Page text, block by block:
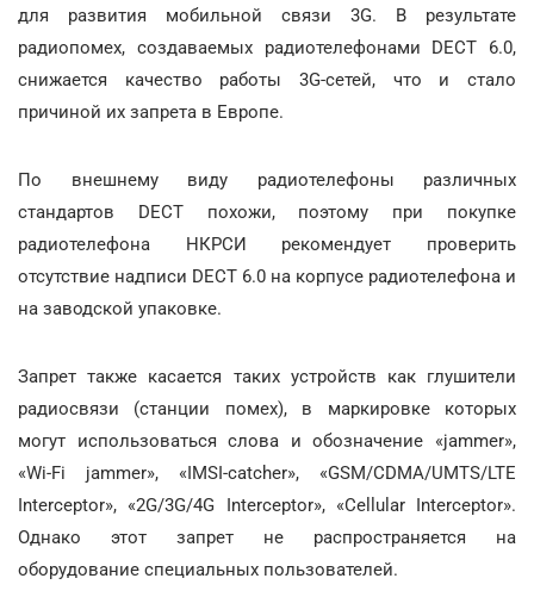
для развития мобильной связи 3G. В результате
радиопомех, создаваемых радиотелефонами DECT 6.0,
снижается качество работы 3G-сетей, что и стало
причиной их запрета в Европе.
По внешнему виду радиотелефоны различных
стандартов DECT похожи, поэтому при покупке
радиотелефона НКРСИ рекомендует проверить
отсутствие надписи DECT 6.0 на корпусе радиотелефона и
на заводской упаковке.
Запрет также касается таких устройств как глушители
радиосвязи (станции помех), в маркировке которых
могут использоваться слова и обозначение «jammer»,
«Wi-Fi jammer», «IMSI-catcher», «GSM/CDMA/UMTS/LTE
Interceptor», «2G/3G/4G Interceptor», «Cellular Interceptor».
Однако этот запрет не распространяется на
оборудование специальных пользователей.